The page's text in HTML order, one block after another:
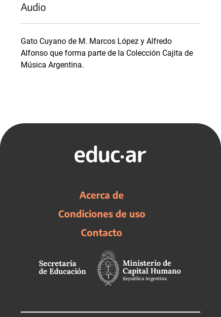
Audio
Gato Cuyano de M. Marcos López y Alfredo
Alfonso que forma parte de la Colección Cajita de
Música Argentina.
Acerca de
Condiciones de uso
Contacto